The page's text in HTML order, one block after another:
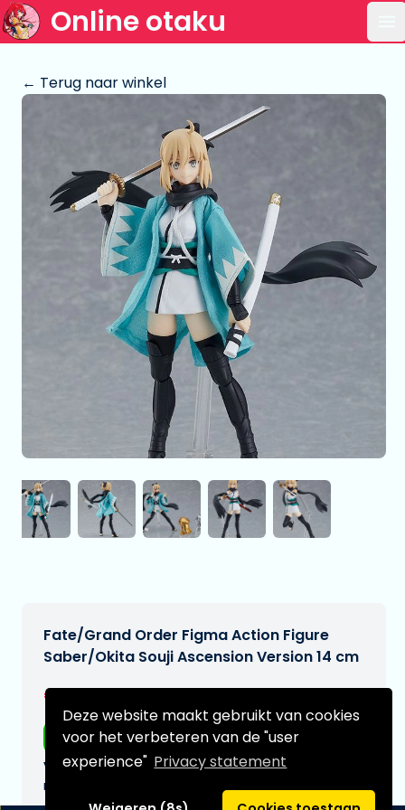
Deze website maakt gebruikt van cookies
voor het verbeteren van de "user
experience" Privacy statement
Online otaku
← Terug naar winkel
Fate/Grand Order Figma Action Figure
Saber/Okita Souji Ascension Version 14 cm
€119,95
Gratis verzending
Verwachtte leverdatum:
n.v.t.